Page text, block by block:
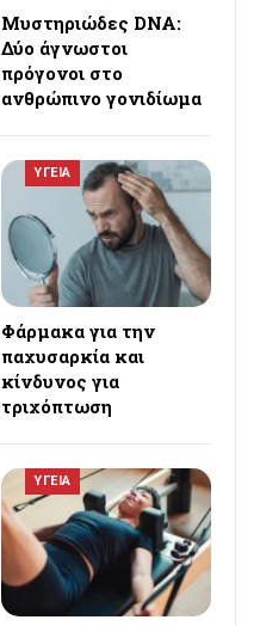
Μυστηριώδες DNA:
Δύο άγνωστοι
πρόγονοι στο
ανθρώπινο γονιδίωμα
ΥΓΕΙΑ
Φάρμακα για την
παχυσαρκία και
κίνδυνος για
τριχόπτωση
ΥΓΕΙΑ